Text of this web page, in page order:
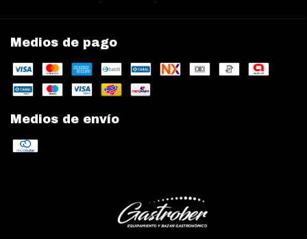
Medios de pago
Medios de envío